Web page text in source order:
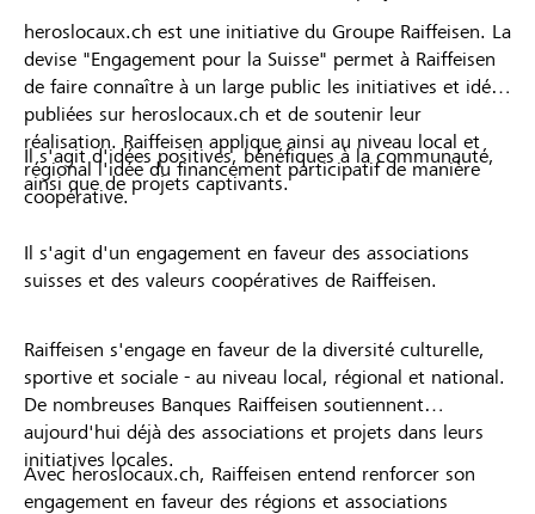
heroslocaux.ch est une initiative du Groupe Raiffeisen. La
devise "Engagement pour la Suisse" permet à Raiffeisen
de faire connaître à un large public les initiatives et idées
publiées sur heroslocaux.ch et de soutenir leur
réalisation. Raiffeisen applique ainsi au niveau local et
régional l'idée du financement participatif de manière
coopérative.
Il s'agit d'idées positives, bénéfiques à la communauté,
ainsi que de projets captivants.
Il s'agit d'un engagement en faveur des associations
suisses et des valeurs coopératives de Raiffeisen.
Raiffeisen s'engage en faveur de la diversité culturelle,
sportive et sociale - au niveau local, régional et national.
De nombreuses Banques Raiffeisen soutiennent
aujourd'hui déjà des associations et projets dans leurs
initiatives locales.
Avec heroslocaux.ch, Raiffeisen entend renforcer son
engagement en faveur des régions et associations